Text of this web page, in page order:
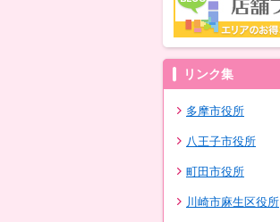
リンク集
多摩市役所
八王子市役所
町田市役所
川崎市麻生区役所